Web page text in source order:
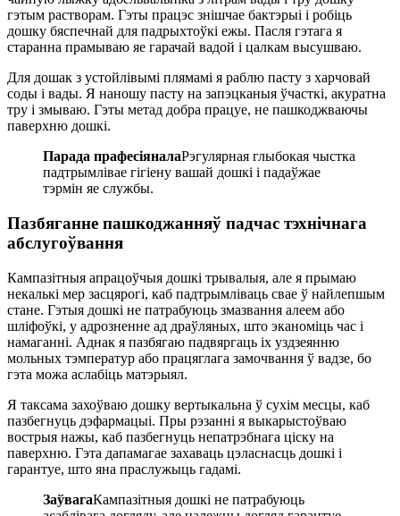
гэтым растворам. Гэты працэс знішчае бактэрыі і робіць
дошку бяспечнай для падрыхтоўкі ежы. Пасля гэтага я
старанна прамываю яе гарачай вадой і цалкам высушваю.
Для дошак з устойлівымі плямамі я раблю пасту з харчовай
соды і вады. Я наношу пасту на запэцканыя ўчасткі, акуратна
тру і змываю. Гэты метад добра працуе, не пашкоджваючы
паверхню дошкі.
Парада прафесіяналаРэгулярная глыбокая чыстка
падтрымлівае гігіену вашай дошкі і падаўжае
тэрмін яе службы.
Пазбяганне пашкоджанняў падчас тэхнічнага
абслугоўвання
Кампазітныя апрацоўчыя дошкі трывалыя, але я прымаю
некалькі мер засцярогі, каб падтрымліваць свае ў найлепшым
стане. Гэтыя дошкі не патрабуюць змазвання алеем або
шліфоўкі, у адрозненне ад драўляных, што эканоміць час і
намаганні. Аднак я пазбягаю падвяргаць іх уздзеянню
мольных тэмператур або працяглага замочвання ў вадзе, бо
гэта можа аслабіць матэрыял.
Я таксама захоўваю дошку вертыкальна ў сухім месцы, каб
пазбегнуць дэфармацыі. Пры рэзанні я выкарыстоўваю
вострыя нажы, каб пазбегнуць непатрэбнага ціску на
паверхню. Гэта дапамагае захаваць цэласнасць дошкі і
гарантуе, што яна праслужыць гадамі.
ЗаўвагаКампазітныя дошкі не патрабуюць